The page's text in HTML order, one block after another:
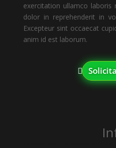
exercitation ullamco
dolor in reprehenderit in
Excepteur sint occaecat
anim id est laborum.